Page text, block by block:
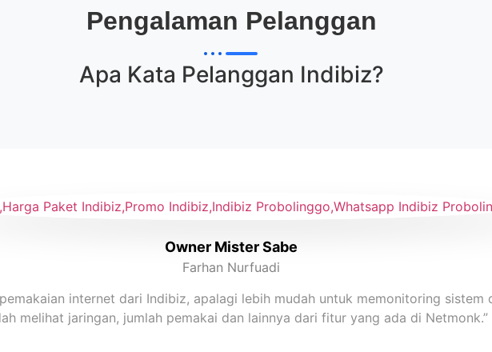
Pengalaman Pelanggan
Apa Kata Pelanggan Indibiz?
Owner Mister Sabe
Farhan Nurfuadi
internet dari Indibiz, apalagi lebih mudah untuk memonitoring sistem
melihat jaringan, jumlah pemakai dan lainnya dari fitur yang ada di Netmonk.”